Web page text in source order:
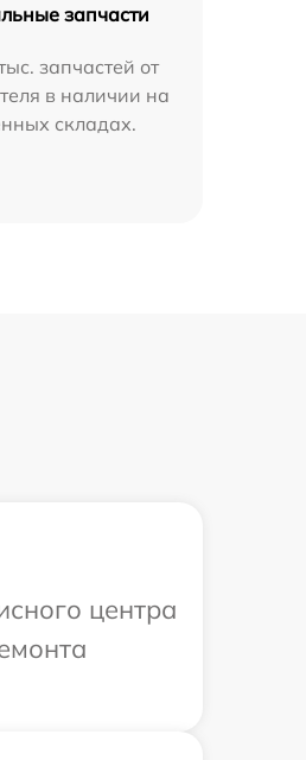
запчасти
запчастей от
в наличии на
складах.
центра